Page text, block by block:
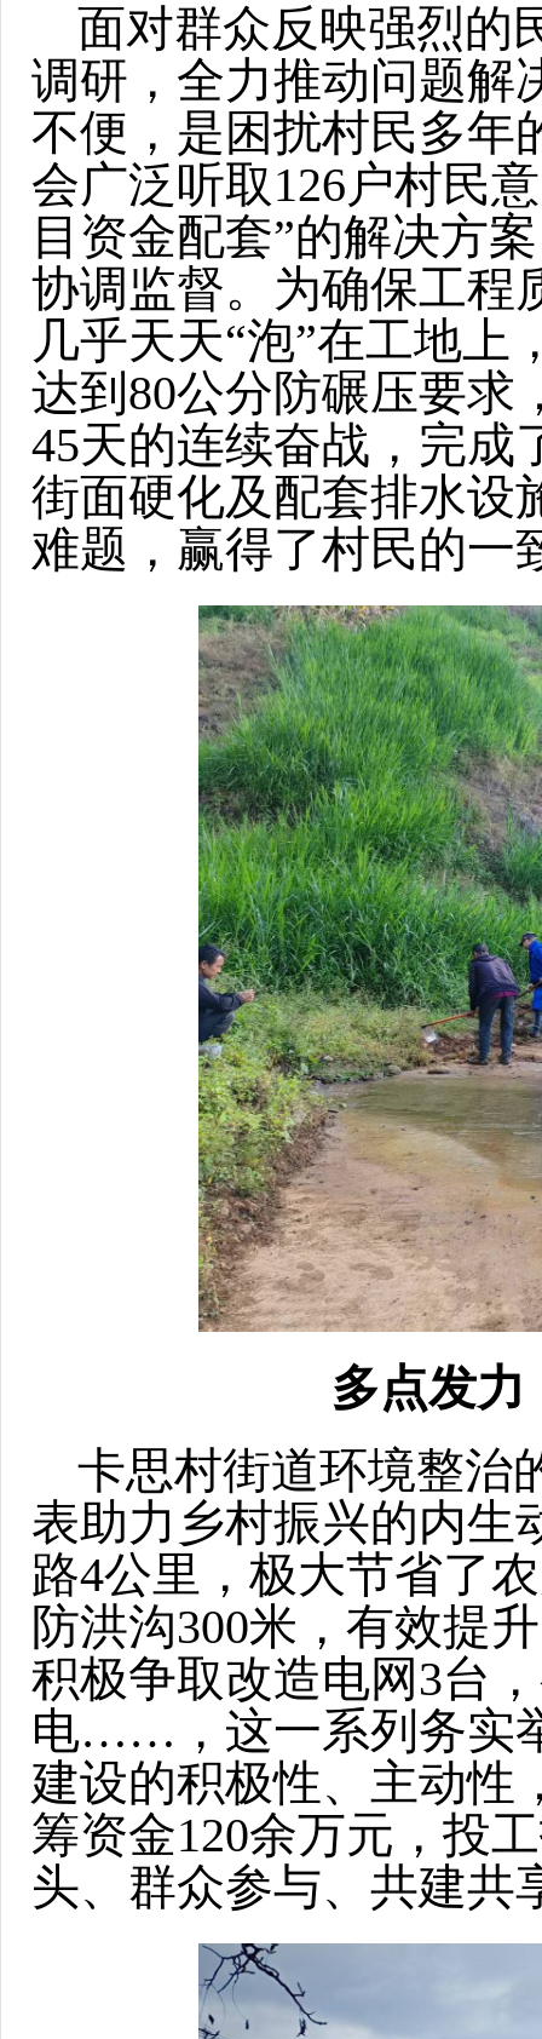
面对群众反映强烈的
调研，全力推动问题解
不便，是困扰村民多年
会广泛听取126户村民
目资金配套”的解决方
协调监督。为确保工程
几乎天天“泡”在工地
达到80公分防碾压要求
45天的连续奋战，完成
街面硬化及配套排水设
难题，赢得了村民的一
多点发
卡思村街道环境整治
表助力乡村振兴的内生
路4公里，极大节省了
防洪沟300米，有效提
积极争取改造电网3台
电……，这一系列务实
建设的积极性、主动性
筹资金120余万元，投
头、群众参与、共建共